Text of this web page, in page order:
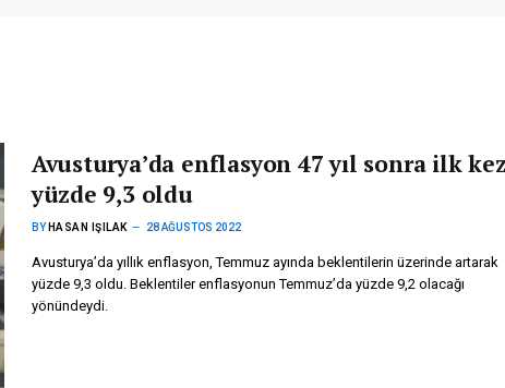
Avusturya’da enflasyon 47 yıl sonra ilk kez
yüzde 9,3 oldu
BY HASAN IŞILAK 28 AĞUSTOS 2022
Avusturya’da yıllık enflasyon, Temmuz ayında beklentilerin üzerinde artarak
yüzde 9,3 oldu. Beklentiler enflasyonun Temmuz’da yüzde 9,2 olacağı
yönündeydi.